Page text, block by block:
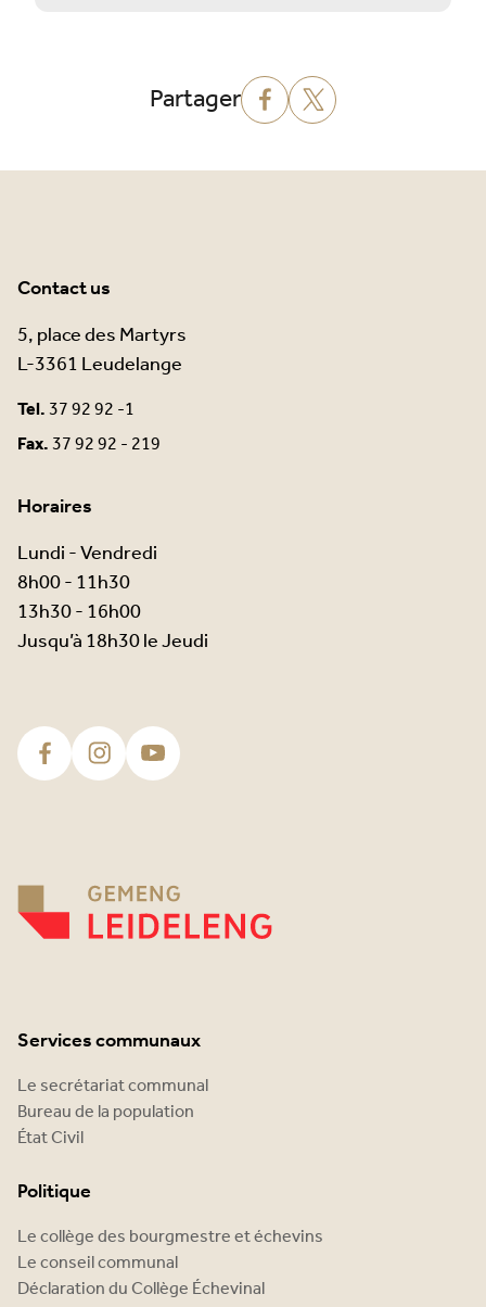
Partager
Contact us
5, place des Martyrs
L-3361 Leudelange
Tel.37 92 92 -1
Fax.37 92 92 - 219
Horaires
Lundi - Vendredi
8h00 - 11h30
13h30 - 16h00
Jusqu’à 18h30 le Jeudi
Services communaux
Le secrétariat communal
Bureau de la population
État Civil
Politique
Le collège des bourgmestre et échevins
Le conseil communal
Déclaration du Collège Échevinal